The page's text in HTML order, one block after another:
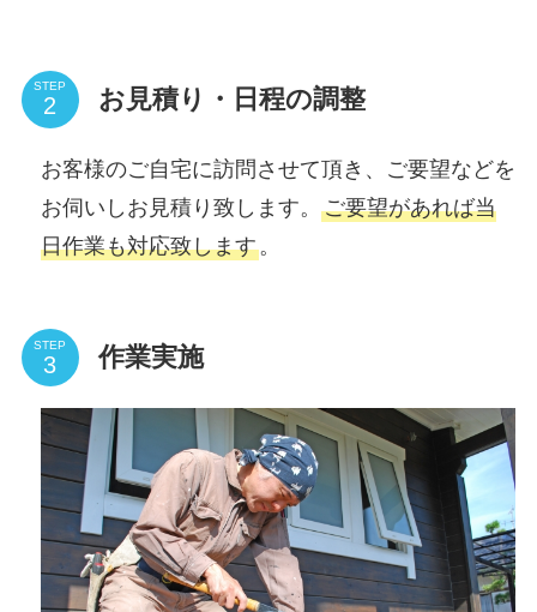
STEP お見積り・日程の調整
お客様のご自宅に訪問させて頂き、ご要望などを
お伺いしお見積り致します。 ご要望があれば当
日作業も対応致します。
STEP 作業実施